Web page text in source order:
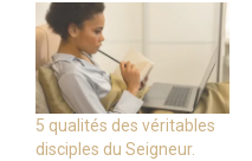
5 qualités des véritables
disciples du Seigneur.